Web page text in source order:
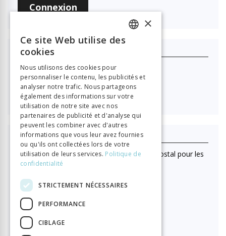
Connexion
Je m'abonne
Nouvelle Revue Neuchâteloise
40.00 
J'achète ce numéro
(Lecture en ligne uniquement. Pas d'envoi postal pour les
achats au numéro)
Format HTML (lecture en ligne)
15.00 
PDF à télécharger
ITALIAN
×
Ce site Web utilise des
cookies
Nous utilisons des cookies pour
personnaliser le contenu, les publicités et
analyser notre trafic. Nous partageons
également des informations sur votre
utilisation de notre site avec nos
partenaires de publicité et d'analyse qui
peuvent les combiner avec d'autres
informations que vous leur avez fournies
ou qu'ils ont collectées lors de votre
utilisation de leurs services. Politique de
confidentialité
STRICTEMENT NÉCESSAIRES
PERFORMANCE
CIBLAGE